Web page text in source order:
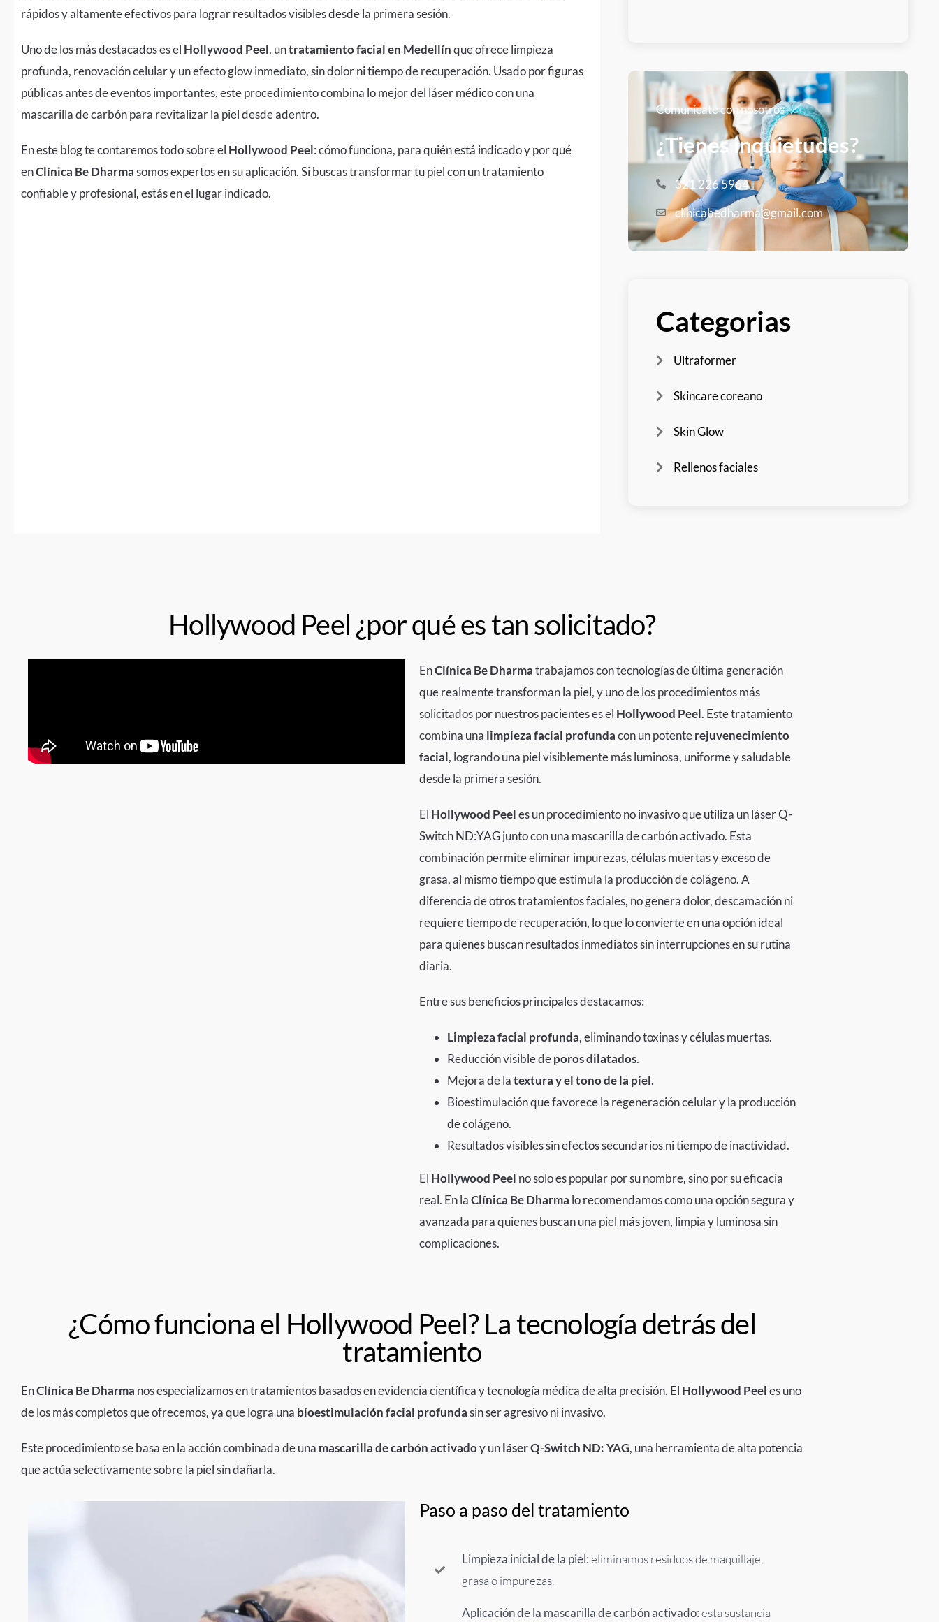
rápidos y altamente efectivos para lograr resultados visibles desde la primera sesión.
Uno de los más destacados es el Hollywood Peel, untratamiento facial en Medellínque ofrece limpieza
profunda, renovación celular y un efecto glow inmediato, sin dolor ni tiempo de recuperación. Usado por figuras
públicas antes de eventos importantes, este procedimiento combina lo mejor del láser médico con una
mascarilla de carbón para revitalizar la piel desde adentro.
En este blog te contaremos todo sobre el Hollywood Peel: cómo funciona, para quién está indicado y por qué
enClínica Be Dharmasomos expertos en su aplicación. Si buscas transformar tu piel con un tratamiento
confiable y profesional, estás en el lugar indicado.
Comunícate con nosotros
¿Tienes inquietudes?
321 226 5964
clinicabedharma@gmail.com
Categorias
Ultraformer
Skincare coreano
Skin Glow
Rellenos faciales
Hollywood Peel ¿por qué es tan solicitado?
EnClínica Be Dharmatrabajamos con tecnologías de última generación
que realmente transforman la piel, y uno de los procedimientos más
solicitados por nuestros pacientes es el Hollywood Peel. Este tratamiento
combina una limpieza facial profundacon un potenterejuvenecimiento
facial, logrando una piel visiblemente más luminosa, uniforme y saludable
desde la primera sesión.
El Hollywood Peeles un procedimiento no invasivo que utiliza un láser Q-
Switch ND:YAG junto con una mascarilla de carbón activado. Esta
combinación permite eliminar impurezas, células muertas y exceso de
grasa, al mismo tiempo que estimula la producción de colágeno. A
diferencia de otros tratamientos faciales, no genera dolor, descamación ni
requiere tiempo de recuperación, lo que lo convierte en una opción ideal
para quienes buscan resultados inmediatos sin interrupciones en su rutina
diaria.
Entre sus beneficios principales destacamos:
Limpieza facial profunda, eliminando toxinas y células muertas.
Reducción visible deporos dilatados.
Mejora de latextura y el tono de la piel.
Bioestimulación que favorece la regeneración celular y la producción
de colágeno.
Resultados visibles sin efectos secundarios ni tiempo de inactividad.
El Hollywood Peel no solo es popular por su nombre, sino por su eficacia
real. En laClínica Be Dharma lo recomendamos como una opción segura y
avanzada para quienes buscan una piel más joven, limpia y luminosa sin
complicaciones.
¿Cómo funciona el Hollywood Peel? La tecnología detrás del
tratamiento
EnClínica Be Dharma nos especializamos en tratamientos basados en evidencia científica y tecnología médica de alta precisión. El Hollywood Peeles uno
de los más completos que ofrecemos, ya que logra una bioestimulación facial profundasin ser agresivo ni invasivo.
Este procedimiento se basa en la acción combinada de una mascarilla de carbón activadoy unláser Q-Switch ND: YAG, una herramienta de alta potencia
que actúa selectivamente sobre la piel sin dañarla.
Paso a paso del tratamiento
Limpieza inicial de la piel:eliminamos residuos de maquillaje,
grasa o impurezas.
Aplicación de la mascarilla de carbón activado:esta sustancia